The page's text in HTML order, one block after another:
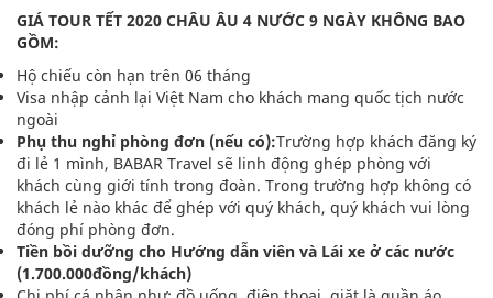
GIÁ TOUR TẾT 2020 CHÂU ÂU 4 NƯỚC 9 NGÀY KHÔNG BAO
GỒM:
Hộ chiếu còn hạn trên 06 tháng
Visa nhập cảnh lại Việt Nam cho khách mang quốc tịch nước
ngoài
Phụ thu nghỉ phòng đơn (nếu có):Trường hợp khách đăng ký
đi lẻ 1 mình, BABAR Travel sẽ linh động ghép phòng với
khách cùng giới tính trong đoàn. Trong trường hợp không có
khách lẻ nào khác để ghép với quý khách, quý khách vui lòng
đóng phí phòng đơn.
Tiền bồi dưỡng cho Hướng dẫn viên và Lái xe ở các nước
(1.700.000đồng/khách)